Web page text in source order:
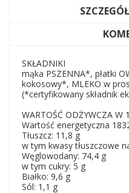
SKŁADNIKI
mąka PSZENNA*, płatki
kokosowy*, MLEKO w
(*certyfikowany składnik
WARTOŚĆ ODŻYWCZA W
Wartość energetyczna
Tłuszcz: 11,8 g
w tym kwasy tłuszczowe
Węglowodany: 74,4 g
w tym cukry: 5 g
Białko: 9,6 g
Sól: 1,1 g